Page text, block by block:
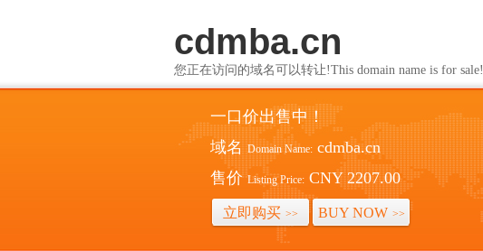
cdmba.cn
您正在访问的域名可以转让!This domain name is for sale!
一口价出售中！
域名 Domain Name: cdmba.cn
售价 Listing Price: CNY 2207.00
立即购买 >> BUY NOW >>